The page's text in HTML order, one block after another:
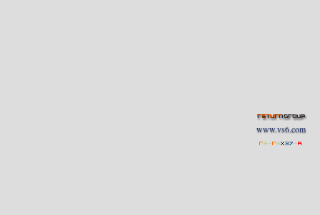
www.vs6.com